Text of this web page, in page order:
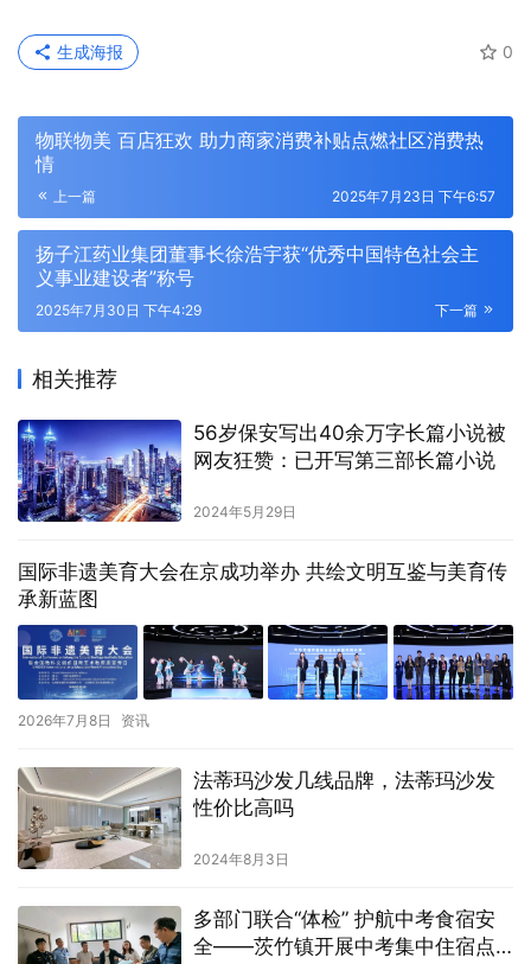
0
生成海报
物联物美 百店狂欢 助力商家消费补贴点燃社区消费热
情
上一篇 2025年7月23日 下午6:57
扬子江药业集团董事长徐浩宇获“优秀中国特色社会主
义事业建设者”称号
下一篇
2025年7月30日 下午4:29
相关推荐
56岁保安写出40余万字长篇小说被
网友狂赞：已开写第三部长篇小说
2024年5月29日
国际非遗美育大会在京成功举办 共绘文明互鉴与美育传
承新蓝图
2026年7月8日 资讯
法蒂玛沙发几线品牌，法蒂玛沙发
性价比高吗
2024年8月3日
多部门联合“体检” 护航中考食宿安
全——茨竹镇开展中考集中住宿点